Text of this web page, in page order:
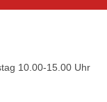
10.00-15.00 Uhr